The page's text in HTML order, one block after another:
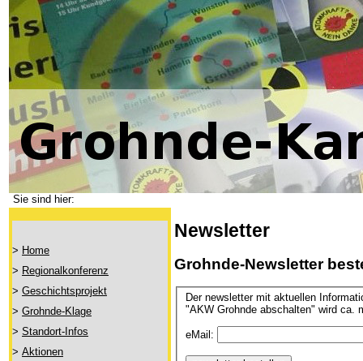
Sie sind hier:
> Home
> Regionalkonferenz
> Geschichtsprojekt
> Grohnde-Klage
> Standort-Infos
> Aktionen
Newsletter
Grohnde-Newsletter
Der newsletter mit aktuellen
"AKW Grohnde abschalten" wird ca.
eMail: